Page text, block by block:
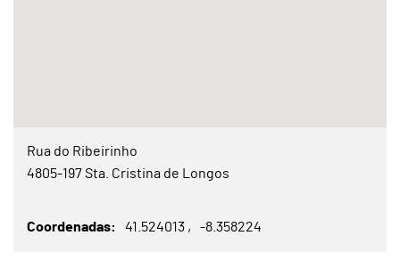
Rua do Ribeirinho
4805-197 Sta. Cristina de Longos
Coordenadas 41.524013 -8.358224